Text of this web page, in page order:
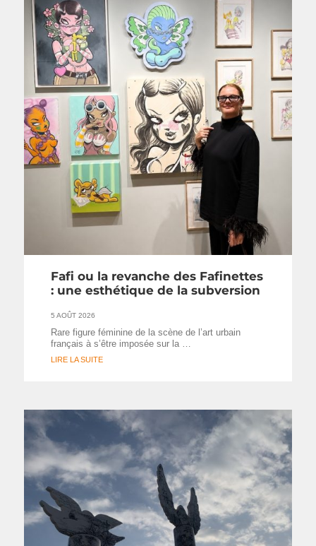
Fafi ou la revanche des Fafinettes
: une esthétique de la subversion
5 AOÛT 2026
Rare figure féminine de la scène de l’art urbain
français à s’être imposée sur la …
LIRE LA SUITE